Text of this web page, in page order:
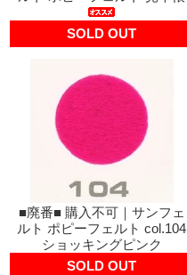
SOLD OUT
■廃番■ 購入不可｜サンフェ
ルト ポピーフェルト col.104
ショッキングピンク
SOLD OUT